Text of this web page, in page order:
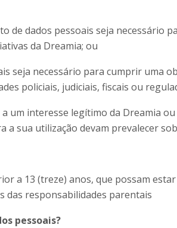
de dados pessoais seja necessário
da Dreamia; ou
seja necessário para cumprir uma
policiais, judiciais, fiscais ou
um interesse legítimo da Dreamia
sua utilização devam prevalecer
a 13 (treze) anos, que possam
das responsabilidades parentais
pessoais?